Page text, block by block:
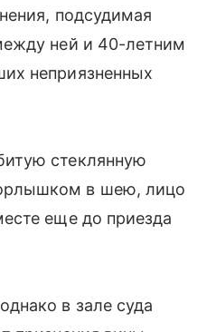
подсудимая
ней и 40-летним
неприязненных
стеклянную
в шею, лицо
еще до приезда
в зале суда